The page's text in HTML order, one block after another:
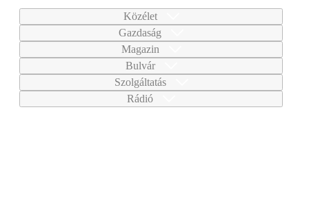
Közélet
Gazdaság
Magazin
Bulvár
Szolgáltatás
Rádió